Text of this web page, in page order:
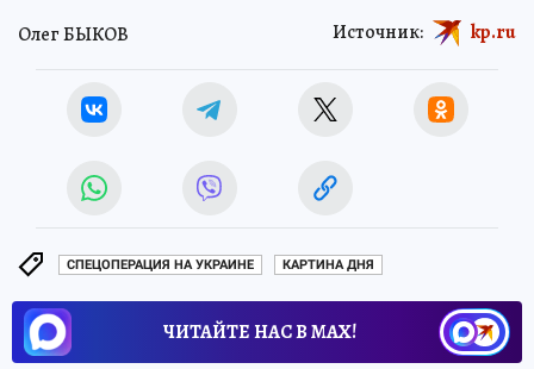
Олег БЫКОВ Источник: kp.ru
СПЕЦОПЕРАЦИЯ НА УКРАИНЕ КАРТИНА ДНЯ
ЧИТАЙТЕ НАС В МАХ!